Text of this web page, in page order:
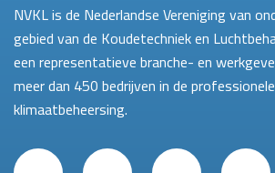
NVKL is de Nederlandse Vereniging van
gebied van de Koudetechniek en
een representatieve branche- en
meer dan 450 bedrijven in de
klimaatbeheersing.